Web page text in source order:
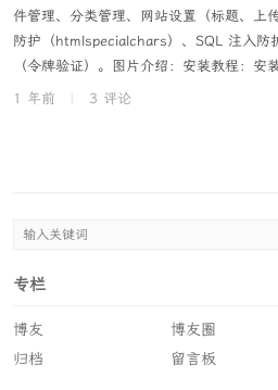
件管理、分类管理、网站设置（标题、上
防护（htmlspecialchars）、SQL 注入防
（令牌验证）。图片介绍：安装教程：安
1 年前
3 评论
专栏
博友 博友圈
归档
留言板